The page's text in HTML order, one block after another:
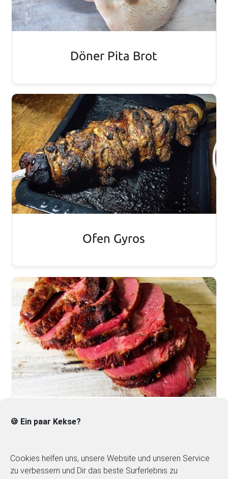
🍪 Ein paar Kekse?
Cookies helfen uns, unsere Website und unseren Service
zu verbessern und Dir das beste Surferlebnis zu
Döner Pita Brot
Ofen Gyros